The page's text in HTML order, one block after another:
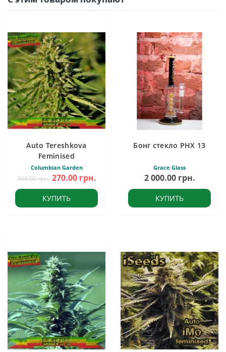
Auto Tereshkova
Feminised
Columbian Garden
300.00 грн. 270.00 грн.
КУПИТЬ
Бонг стекло PHX 13
Grace Glass
2 000.00 грн.
КУПИТЬ